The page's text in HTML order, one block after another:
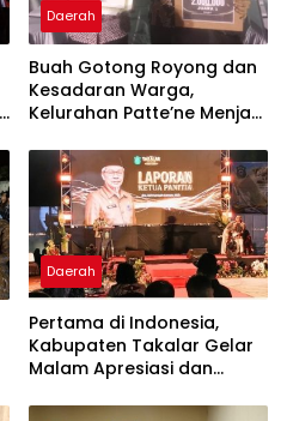
Daerah
Buah Gotong Royong dan
Kesadaran Warga,
Kelurahan Patte’ne Menjadi
2026
Daerah
Pertama di Indonesia,
Kabupaten Takalar Gelar
Malam Apresiasi dan
Panggung Penghargaan